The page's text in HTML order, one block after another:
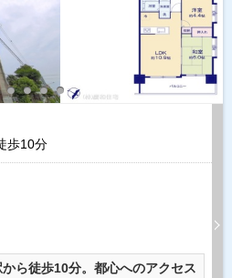
歩10分
ら徒歩10分。都心へのアクセス